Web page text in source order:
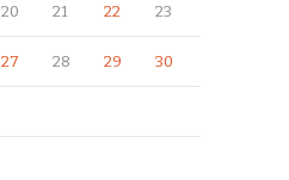
20 21 22 23
27 28 29 30